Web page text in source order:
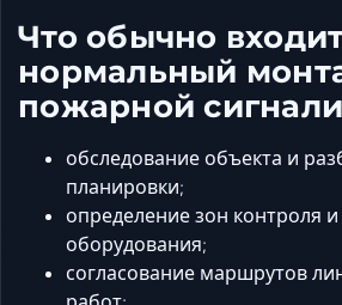
Что обычно
нормальный
пожарной
обследование объекта и
планировки;
определение зон контроля и
оборудования;
согласование маршрутов